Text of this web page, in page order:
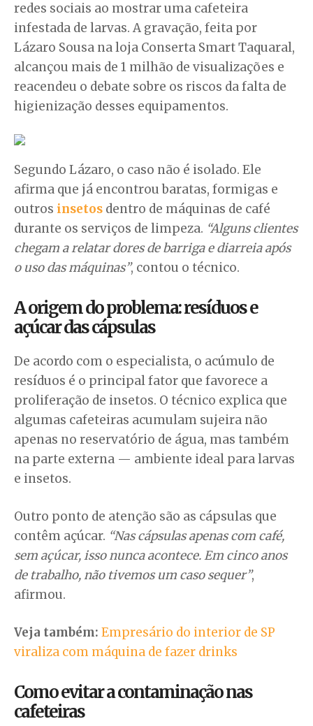
redes sociais ao mostrar uma cafeteira
infestada de larvas. A gravação, feita por
Lázaro Sousa na loja Conserta Smart Taquaral,
alcançou mais de 1 milhão de visualizações e
reacendeu o debate sobre os riscos da falta de
higienização desses equipamentos.
Segundo Lázaro, o caso não é isolado. Ele
afirma que já encontrou baratas, formigas e
outros insetos dentro de máquinas de café
durante os serviços de limpeza. “Alguns clientes
chegam a relatar dores de barriga e diarreia após
o uso das máquinas”, contou o técnico.
A origem do problema: resíduos e
açúcar das cápsulas
De acordo com o especialista, o acúmulo de
resíduos é o principal fator que favorece a
proliferação de insetos. O técnico explica que
algumas cafeteiras acumulam sujeira não
apenas no reservatório de água, mas também
na parte externa — ambiente ideal para larvas
e insetos.
Outro ponto de atenção são as cápsulas que
contêm açúcar. “Nas cápsulas apenas com café,
sem açúcar, isso nunca acontece. Em cinco anos
de trabalho, não tivemos um caso sequer”,
afirmou.
Veja também: Empresário do interior de SP
viraliza com máquina de fazer drinks
Como evitar a contaminação nas
cafeteiras